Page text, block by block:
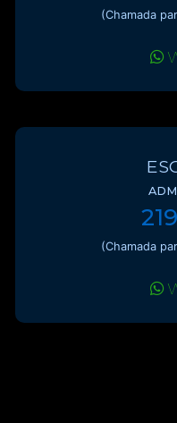
(Chamada
(Chamada